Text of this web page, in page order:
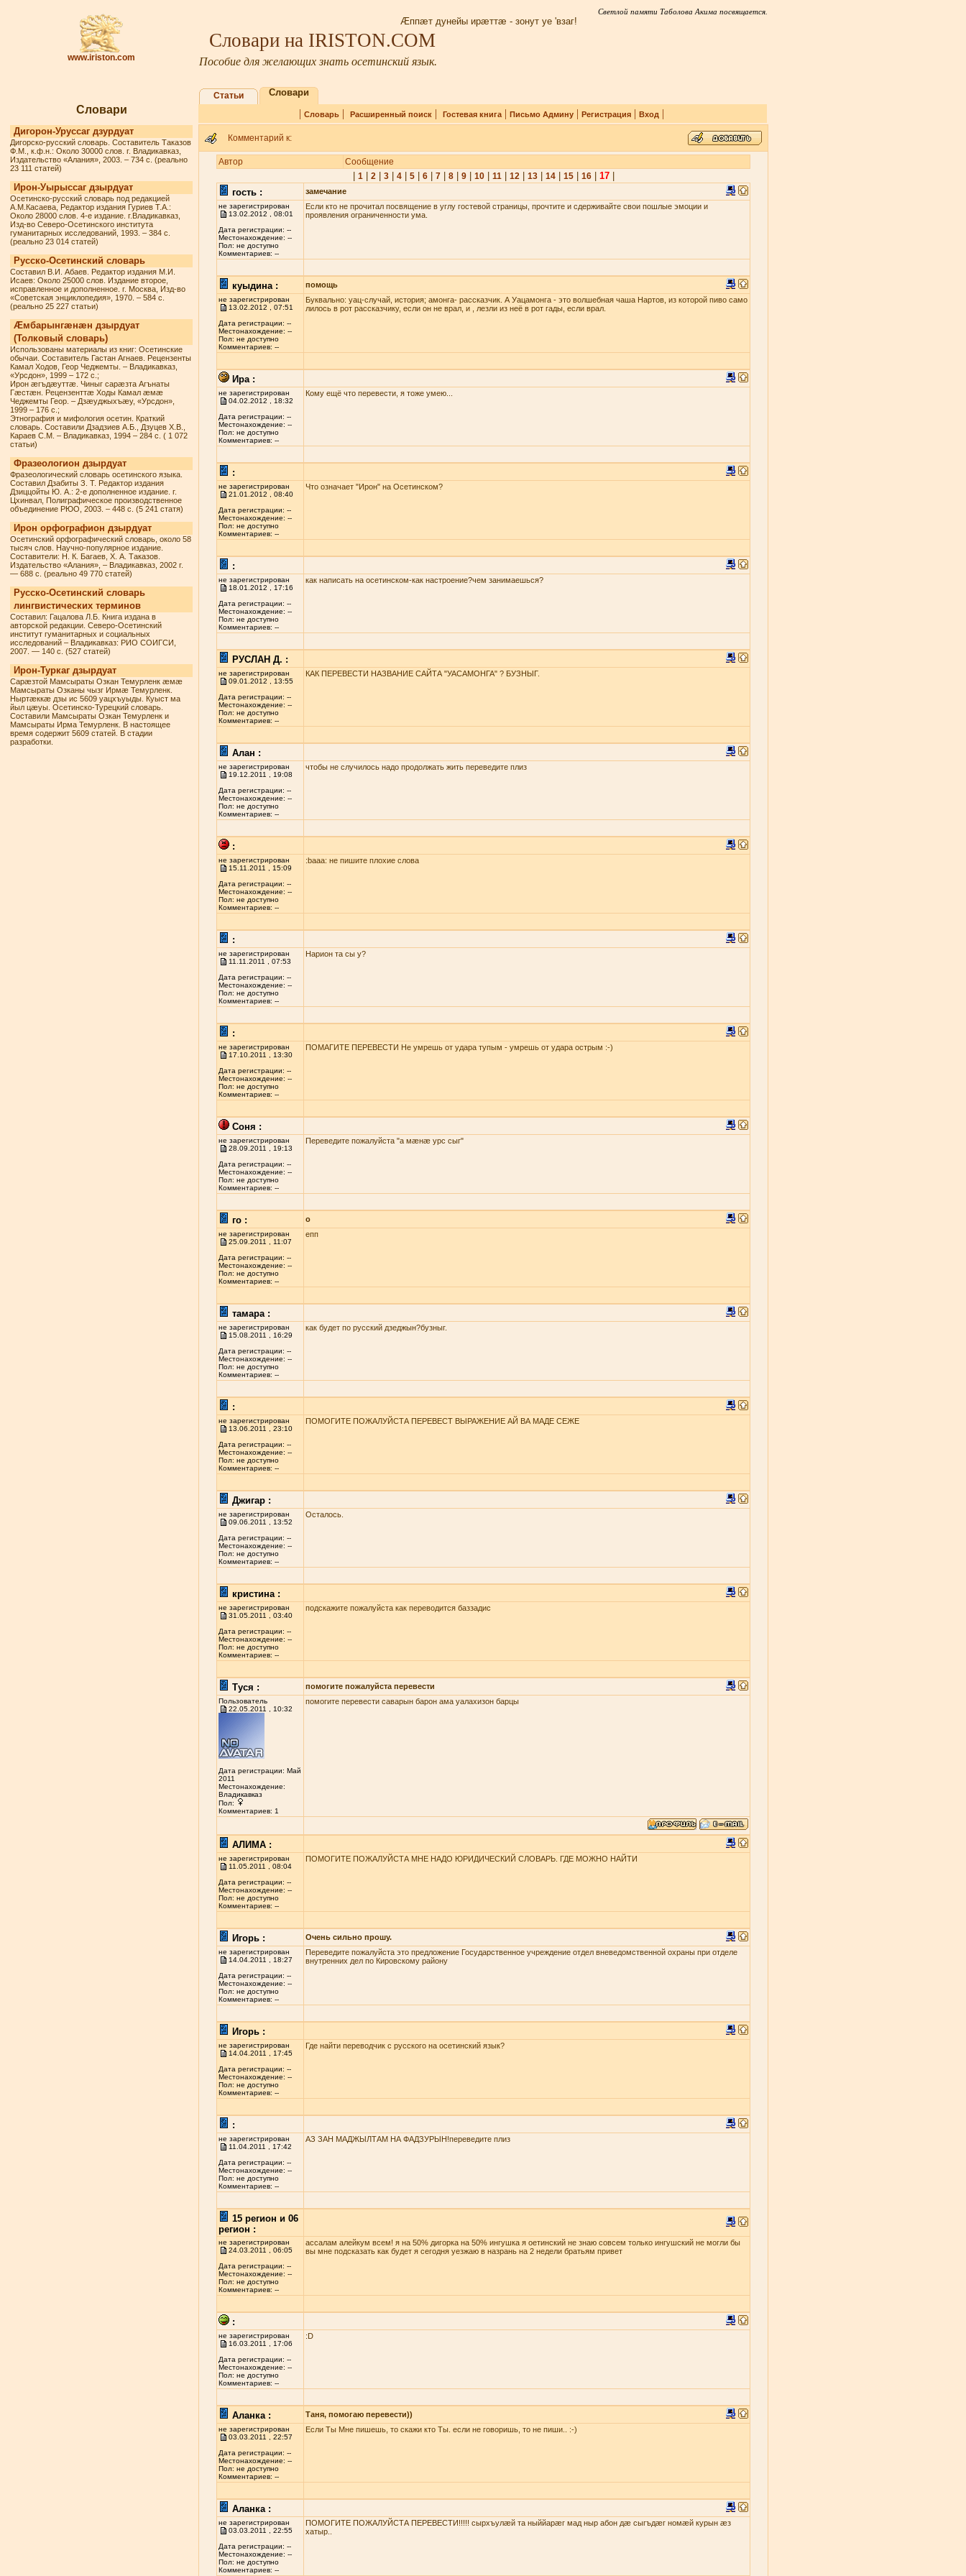
www.iriston.com
Светлой памяти Таболова Акима посвящается.
Æппæт дунейы ирæттæ - зонут уе 'взаг!
Словари на IRISTON.COM
Пособие для желающих знать осетинский язык.
Словари
Дигорон-Уруссаг дзурдуат
Дигорско-русский словарь. Составитель Таказов
Ф.М., к.ф.н.: Около 30000 слов. г. Владикавказ,
Издательство «Алания», 2003. – 734 с. (реально
23 111 статей)
Ирон-Уырыссаг дзырдуат
Осетинско-русский словарь под редакцией
А.М.Касаева, Редактор издания Гуриев Т.А.:
Около 28000 слов. 4-е издание. г.Владикавказ,
Изд-во Северо-Осетинского института
гуманитарных исследований, 1993. – 384 с.
(реально 23 014 статей)
Русско-Осетинский словарь
Составил В.И. Абаев. Редактор издания М.И.
Исаев: Около 25000 слов. Издание второе,
исправленное и дополненное. г. Москва, Изд-во
«Советская энциклопедия», 1970. – 584 с.
(реально 25 227 статьи)
Æмбарынгæнæн дзырдуат
(Толковый словарь)
Использованы материалы из книг: Осетинские
обычаи. Составитель Гастан Агнаев. Рецензенты
Камал Ходов, Геор Чеджемты. – Владикавказ,
«Урсдон», 1999 – 172 с.;
Ирон æгъдæуттæ. Чиныг сарæзта Агънаты
Гæстæн. Рецензенттæ Ходы Камал æмæ
Чеджемты Геор. – Дзæуджыхъæу, «Урсдон»,
1999 – 176 с.;
Этнография и мифология осетин. Краткий
словарь. Составили Дзадзиев А.Б., Дзуцев Х.В.,
Караев С.М. – Владикавказ, 1994 – 284 с. ( 1 072
статьи)
Фразеологион дзырдуат
Фразеологический словарь осетинского языка.
Составил Дзабиты З. Т. Редактор издания
Дзиццойты Ю. А.: 2-е дополненное издание. г.
Цхинвал, Полиграфическое производственное
объединение РЮО, 2003. – 448 с. (5 241 статя)
Ирон орфографион дзырдуат
Осетинский орфографический словарь, около 58
тысяч слов. Научно-популярное издание.
Составители: Н. К. Багаев, Х. А. Таказов.
Издательство «Алания», – Владикавказ, 2002 г.
— 688 с. (реально 49 770 статей)
Русско-Осетинский словарь
лингвистических терминов
Составил: Гацалова Л.Б. Книга издана в
авторской редакции. Северо-Осетинский
институт гуманитарных и социальных
исследований – Владикавказ: РИО СОИГСИ,
2007. — 140 с. (527 статей)
Ирон-Туркаг дзырдуат
Сарæзтой Мамсыраты Озкан Темурленк æмæ
Мамсыраты Озканы чызг Ирмæ Темурленк.
Ныртæккæ дзы ис 5609 уацхъуыды. Куыст ма
йыл цæуы. Осетинско-Турецкий словарь.
Составили Мамсыраты Озкан Темурленк и
Мамсыраты Ирма Темурленк. В настоящее
время содержит 5609 статей. В стадии
разработки.
Статьи Словари
| Словарь| Расширенный поиск| Гостевая книга| Письмо Админу| Регистрация| Вход |
Комментарий к:
Автор Сообщение
1| 2| 3| 4| 5| 6| 7| 8| 9| 10| 11| 12| 13| 14| 15| 16| 17|
гость :
замечание
не зарегистрирован
13.02.2012 , 08:01
Дата регистрации: --
Местонахождение: --
Пол: не доступно
Комментариев: --
Если кто не прочитал посвящение в углу гостевой страницы, прочтите и сдерживайте свои пошлые эмоции и
проявления ограниченности ума.
куыдина : помощь
не зарегистрирован
13.02.2012 , 07:51
Дата регистрации: --
Местонахождение: --
Пол: не доступно
Комментариев: --
Буквально: уац-случай, история; амонга- рассказчик. А Уацамонга - это волшебная чаша Нартов, из которой пиво само
лилось в рот рассказчику, если он не врал, и , лезли из неё в рот гады, если врал.
Ира :
не зарегистрирован
04.02.2012 , 18:32
Дата регистрации: --
Местонахождение: --
Пол: не доступно
Комментариев: --
Кому ещё что перевести, я тоже умею...
:
не зарегистрирован
21.01.2012 , 08:40
Дата регистрации: --
Местонахождение: --
Пол: не доступно
Комментариев: --
Что означает "Ирон" на Осетинском?
:
не зарегистрирован
18.01.2012 , 17:16
Дата регистрации: --
Местонахождение: --
Пол: не доступно
Комментариев: --
как написать на осетинском-как настроение?чем занимаешься?
РУСЛАН Д. :
не зарегистрирован
09.01.2012 , 13:55
Дата регистрации: --
Местонахождение: --
Пол: не доступно
Комментариев: --
КАК ПЕРЕВЕСТИ НАЗВАНИЕ САЙТА "УАСАМОНГА" ? БУЗНЫГ.
Алан :
не зарегистрирован
19.12.2011 , 19:08
Дата регистрации: --
Местонахождение: --
Пол: не доступно
Комментариев: --
чтобы не случилось надо продолжать жить переведите плиз
:
не зарегистрирован
15.11.2011 , 15:09
Дата регистрации: --
Местонахождение: --
Пол: не доступно
Комментариев: --
:baaa: не пишите плохие слова
:
не зарегистрирован
11.11.2011 , 07:53
Дата регистрации: --
Местонахождение: --
Пол: не доступно
Комментариев: --
Нарион та сы у?
:
не зарегистрирован
17.10.2011 , 13:30
Дата регистрации: --
Местонахождение: --
Пол: не доступно
Комментариев: --
ПОМАГИТЕ ПЕРЕВЕСТИ Не умрешь от удара тупым - умрешь от удара острым :-)
Соня :
не зарегистрирован
28.09.2011 , 19:13
Дата регистрации: --
Местонахождение: --
Пол: не доступно
Комментариев: --
Переведите пожалуйста "а мæнæ урс сыг"
го : о
не зарегистрирован
25.09.2011 , 11:07
Дата регистрации: --
Местонахождение: --
Пол: не доступно
Комментариев: --
епп
тамара :
не зарегистрирован
15.08.2011 , 16:29
Дата регистрации: --
Местонахождение: --
Пол: не доступно
Комментариев: --
как будет по русский дзеджын?бузныг.
:
не зарегистрирован
13.06.2011 , 23:10
Дата регистрации: --
Местонахождение: --
Пол: не доступно
Комментариев: --
ПОМОГИТЕ ПОЖАЛУЙСТА ПЕРЕВЕСТ ВЫРАЖЕНИЕ АЙ ВА МАДЕ СЕЖЕ
Джигар :
не зарегистрирован
09.06.2011 , 13:52
Дата регистрации: --
Местонахождение: --
Пол: не доступно
Комментариев: --
Осталось.
кристина :
не зарегистрирован
31.05.2011 , 03:40
Дата регистрации: --
Местонахождение: --
Пол: не доступно
Комментариев: --
подскажите пожалуйста как переводится баззадис
Туся : помогите пожалуйста перевести
Пользователь
22.05.2011 , 10:32
Дата регистрации: Май
2011
Местонахождение:
Владикавказ
Пол:
Комментариев: 1
помогите перевести саварын барон ама уалахизон барцы
АЛИМА :
не зарегистрирован
11.05.2011 , 08:04
Дата регистрации: --
Местонахождение: --
Пол: не доступно
Комментариев: --
ПОМОГИТЕ ПОЖАЛУЙСТА МНЕ НАДО ЮРИДИЧЕСКИЙ СЛОВАРЬ. ГДЕ МОЖНО НАЙТИ
Игорь : Очень сильно прошу.
не зарегистрирован
14.04.2011 , 18:27
Дата регистрации: --
Местонахождение: --
Пол: не доступно
Комментариев: --
Переведите пожалуйста это предложение Государственное учреждение отдел вневедомственной охраны при отделе
внутренних дел по Кировскому району
Игорь :
не зарегистрирован
14.04.2011 , 17:45
Дата регистрации: --
Местонахождение: --
Пол: не доступно
Комментариев: --
Где найти переводчик с русского на осетинский язык?
:
не зарегистрирован
11.04.2011 , 17:42
Дата регистрации: --
Местонахождение: --
Пол: не доступно
Комментариев: --
АЗ ЗАН МАДЖЫЛТАМ НА ФАДЗУРЫН!переведите плиз
15 регион и 06
регион :
не зарегистрирован
24.03.2011 , 06:05
Дата регистрации: --
Местонахождение: --
Пол: не доступно
Комментариев: --
ассалам алейкум всем! я на 50% дигорка на 50% ингушка я оетинский не знаю совсем только ингушский не могли бы
вы мне подсказать как будет я сегодня уезжаю в назрань на 2 недели братьям привет
:
не зарегистрирован
16.03.2011 , 17:06
Дата регистрации: --
Местонахождение: --
Пол: не доступно
Комментариев: --
:D
Аланка : Таня, помогаю перевести))
не зарегистрирован
03.03.2011 , 22:57
Дата регистрации: --
Местонахождение: --
Пол: не доступно
Комментариев: --
Если Ты Мне пишешь, то скажи кто Ты. если не говоришь, то не пиши.. :-)
Аланка :
не зарегистрирован
03.03.2011 , 22:55
Дата регистрации: --
Местонахождение: --
Пол: не доступно
Комментариев: --
ПОМОГИТЕ ПОЖАЛУЙСТА ПЕРЕВЕСТИ!!!!! сырхъулæй та ныййарæг мад ныр абон дæ сыгъдæг номæй курын æз
хатыр..